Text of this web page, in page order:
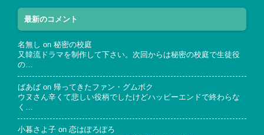
最新のコメント
名無し on 秘密の校庭
又韓流ドラマを制作して下さい。次回からは秘密の校庭で生徒役
の…
ばあば on 帰ってきたファン・グムボク
ウヌさん辛くて悲しい役柄でしたけどハッピーエンドで終わらな
く…
小暮さよ子 on 恋はぽろぽろ